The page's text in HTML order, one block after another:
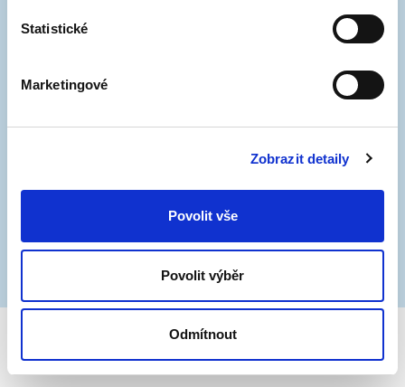
Statistické
Marketingové
Zobrazit detaily
Povolit vše
Povolit výběr
Odmítnout